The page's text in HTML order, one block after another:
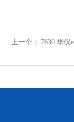
上一个： 7630 华仪